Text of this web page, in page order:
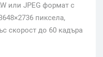
или JPEG формат с
пиксела,
скорост до 60 кадъра